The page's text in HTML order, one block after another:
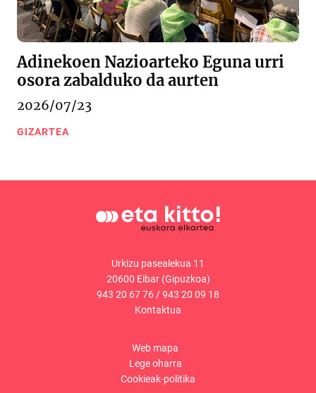
Adinekoen Nazioarteko Eguna urri
osora zabalduko da aurten
2026/07/23
GIZARTEA
Urkizu pasealekua 11
20600 Eibar (Gipuzkoa)
943 20 67 76 /943 20 09 18
Kontaktua
Web mapa
Lege oharra
Cookieak-politika